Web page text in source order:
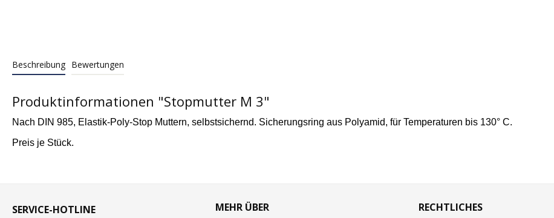
Beschreibung Bewertungen
Produktinformationen "Stopmutter M 3"
Nach DIN 985, Elastik-Poly-Stop Muttern, selbstsichernd. Sicherungsring aus Polyamid, für Temperaturen bis 130° C.
Preis je Stück.
SERVICE-HOTLINE
MEHR ÜBER
RECHTLICHES